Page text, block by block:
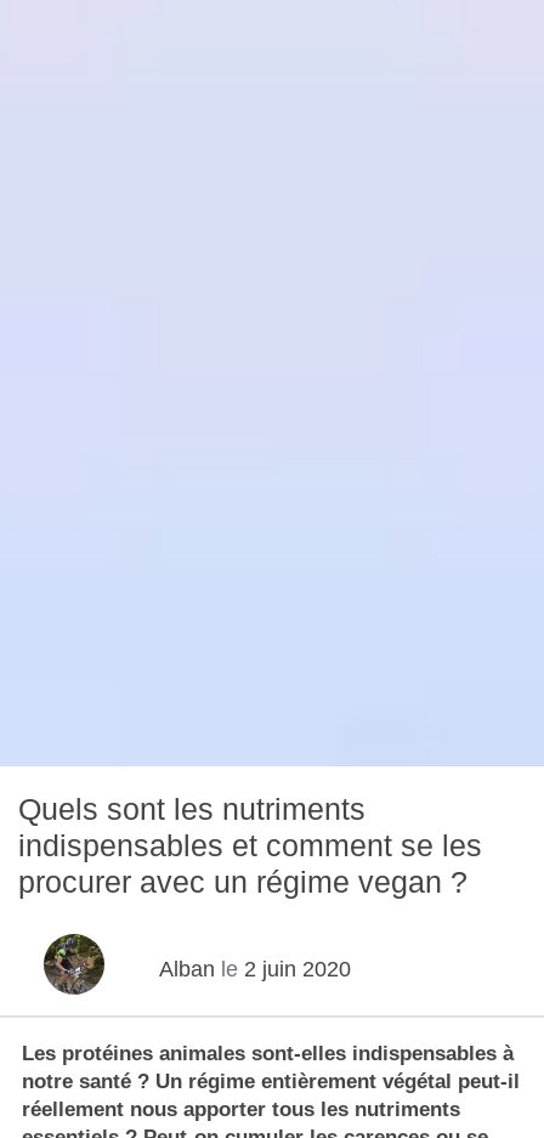
Quels sont les nutriments
indispensables et comment se les
procurer avec un régime vegan ?
Alban le 2 juin 2020
Les protéines animales sont-elles indispensables à
notre santé ? Un régime entièrement végétal peut-il
réellement nous apporter tous les nutriments